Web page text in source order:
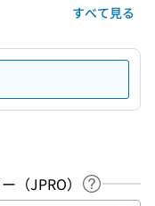
すべて見る
（JPRO）
ヘルプペ